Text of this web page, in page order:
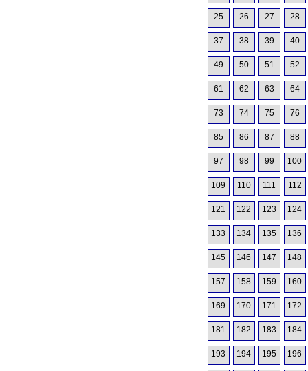
25 26 27 28
37 38 39 40
49 50 51 52
61 62 63 64
73 74 75 76
85 86 87 88
97 98 99 100
109 110 111 112
121 122 123 124
133 134 135 136
145 146 147 148
157 158 159 160
169 170 171 172
181 182 183 184
193 194 195 196